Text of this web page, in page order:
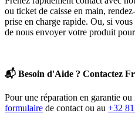
ou ticket de caisse en main,
prise en charge rapide. Ou, si
de nous envoyer votre produit
📬 Besoin d'Aide ? Contactez
Pour une réparation en garantie
formulaire de contact ou au +32